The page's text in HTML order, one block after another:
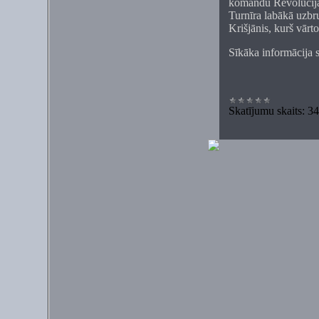
komandu
Turnīra labākā
Krišjānis, kurš
Sīkāka informācija
Skatījumu skaits: